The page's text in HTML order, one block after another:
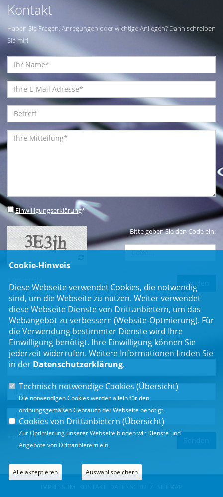
Kontakt
Haben Sie Fragen, Anregungen oder wichtige Anliegen? Dann schreiben
Sie mir!
Einwilligungserklärung*
Bitte geben Sie den Code ein:
Newsletter
Erhalten Sie Neuigkeiten aus dem Landtag und der Region.
* Pflichtfeld
IMPRESSUM KONTAKT DATENSCHUTZ SITEMAP
Cookie-Hinweis
Diese Webseite verwendet Cookies, die notwendig
sind, um die Webseite zu nutzen. Weiter verwendet
diese Webseite Dienste von Drittanbietern, um das
Webangebot zu verbessern (Website-Optmierung). Für
die Verwendung bestimmter Dienste wird Ihre
Einwilligung benötigt. Ihre Einwilligung können Sie
jederzeit widerrufen. Weitere Informationen finden Sie
in der Datenschutzerklärung.
Technisch notwendige Cookies (Übersicht)
Die notwendigen Cookies werden allein für den
ordnungsgemäßen Gebrauch der Webseite benötigt.
Cookies von Drittanbietern (Übersicht)
Zur Optimierung unserer Webseite binden wir Dienste und
Angebote von Drittanbietern ein.
Alle akzeptieren Auswahl speichern